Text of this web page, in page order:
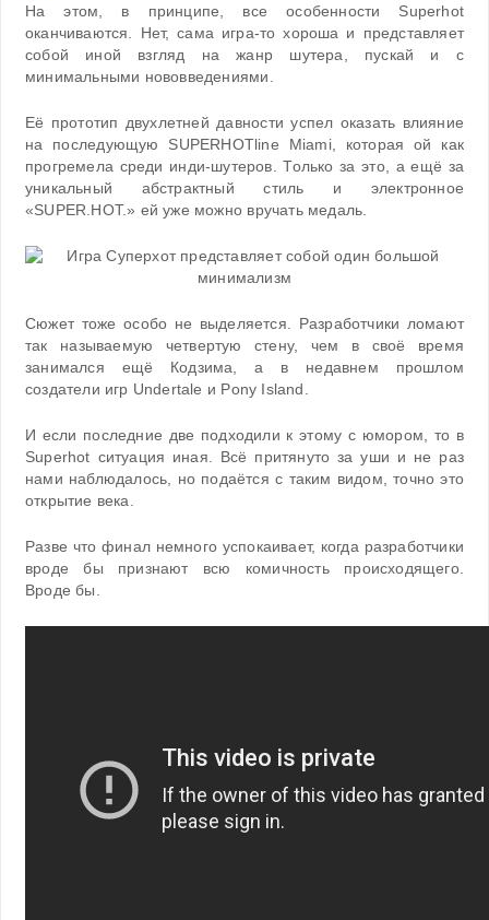
На этом, в принципе, все особенности Superhot
оканчиваются. Нет, сама игра-то хороша и представляет
собой иной взгляд на жанр шутера, пускай и с
минимальными нововведениями.
Её прототип двухлетней давности успел оказать влияние
на последующую SUPERHOTline Miami, которая ой как
прогремела среди инди-шутеров. Только за это, а ещё за
уникальный абстрактный стиль и электронное
«SUPER.HOT.» ей уже можно вручать медаль.
Сюжет тоже особо не выделяется. Разработчики ломают
так называемую четвертую стену, чем в своё время
занимался ещё Кодзима, а в недавнем прошлом
создатели игр Undertale и Pony Island.
И если последние две подходили к этому с юмором, то в
Superhot ситуация иная. Всё притянуто за уши и не раз
нами наблюдалось, но подаётся с таким видом, точно это
открытие века.
Разве что финал немного успокаивает, когда разработчики
вроде бы признают всю комичность происходящего.
Вроде бы.